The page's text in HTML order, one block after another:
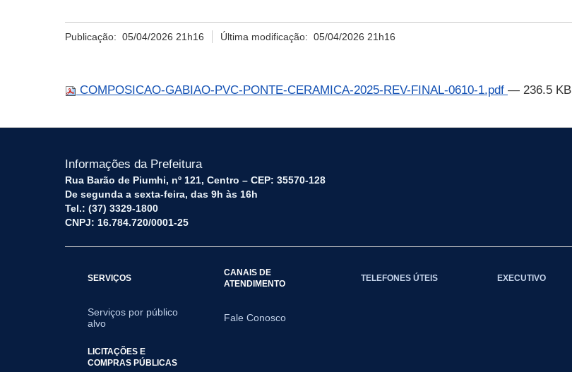
Publicação: 05/04/2026 21h16 Última modificação:05/04/2026 21h16
COMPOSICAO-GABIAO-PVC-PONTE-CERAMICA-2025-REV-FINAL-0610-1.pdf — 236.5 KB
Informações da Prefeitura
Rua Barão de Piumhi, nº 121, Centro – CEP: 35570-128
De segunda a sexta-feira, das 9h às 16h
Tel.: (37) 3329-1800
CNPJ: 16.784.720/0001-25
SERVIÇOS
Serviços por público
alvo
CANAIS DE
ATENDIMENTO
Fale Conosco
TELEFONES ÚTEIS EXECUTIVO
LICITAÇÕES E
COMPRAS PÚBLICAS